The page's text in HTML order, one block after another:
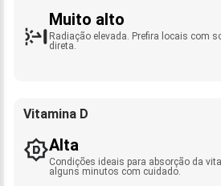
Muito alto
Radiação elevada. Prefira locais com
direta.
Vitamina D
Alta
Condições ideais para absorção da
alguns minutos com cuidado.